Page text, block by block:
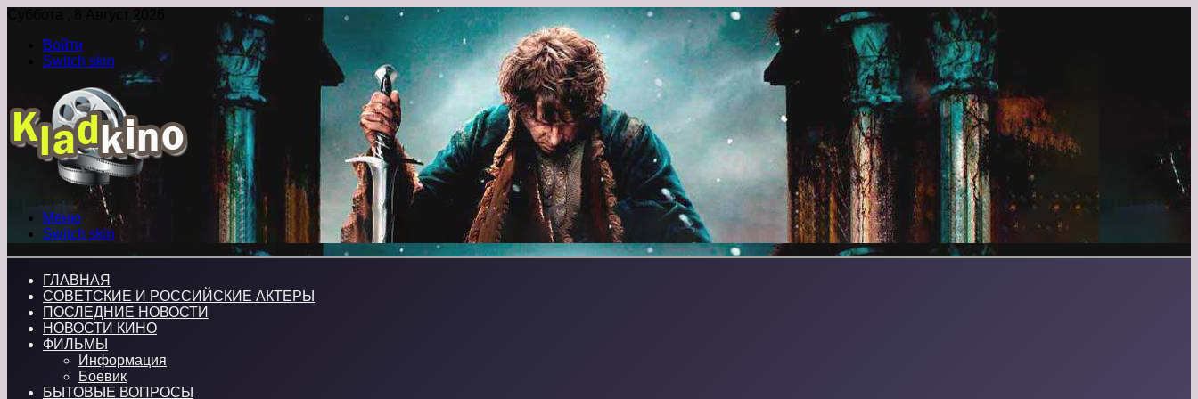
Суббота , 8 Август 2026
Войти
Switch skin
Меню
Switch skin
ГЛАВНАЯ
СОВЕТСКИЕ И РОССИЙСКИЕ АКТЕРЫ
ПОСЛЕДНИЕ НОВОСТИ
НОВОСТИ КИНО
ФИЛЬМЫ
Информация
Боевик
БЫТОВЫЕ ВОПРОСЫ